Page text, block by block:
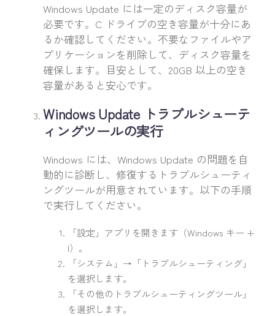
Windows Update には一定のディスク容量が
必要です。C ドライブの空き容量が十分にあ
るか確認してください。不要なファイルやア
プリケーションを削除して、ディスク容量を
確保します。目安として、20GB 以上の空き
容量があると安心です。
Windows Update トラブルシューテ
ィングツールの実行
Windows には、Windows Update の問題を自
動的に診断し、修復するトラブルシューティ
ングツールが用意されています。以下の手順
で実行してください。
「設定」アプリを開きます（Windows キー +
I）。
「システム」→「トラブルシューティング」
を選択します。
「その他のトラブルシューティングツール」
を選択します。